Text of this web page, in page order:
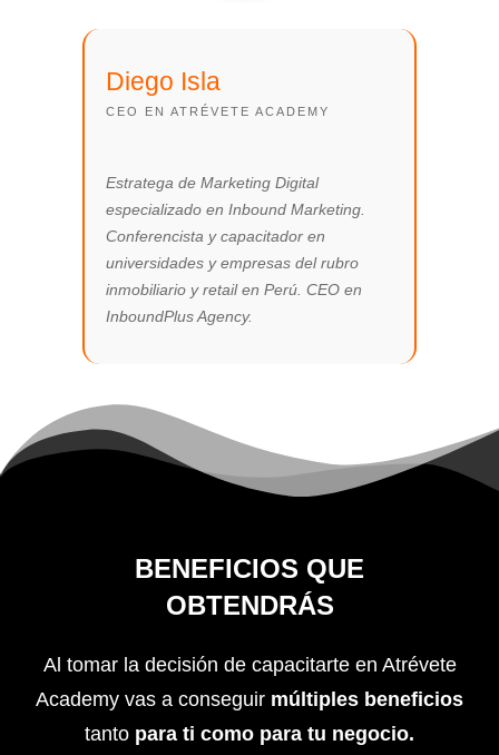
Diego Isla
CEO EN ATRÉVETE ACADEMY
Estratega de Marketing Digital
especializado en Inbound Marketing.
Conferencista y capacitador en
universidades y empresas del rubro
inmobiliario y retail en Perú. CEO en
InboundPlus Agency.
BENEFICIOS QUE
OBTENDRÁS
Al tomar la decisión de capacitarte en Atrévete
Academy vas a conseguir múltiples beneficios
tanto para ti como para tu negocio.